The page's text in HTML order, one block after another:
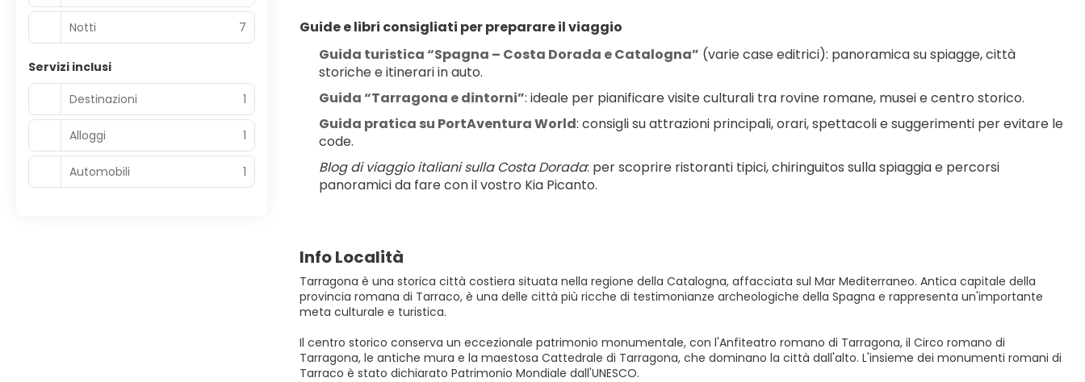
Guide e libri consigliati per preparare il viaggio
Guida turistica “Spagna – Costa Dorada e Catalogna” (varie case editrici): panoramica su spiagge, città
storiche e itinerari in auto.
Guida “Tarragona e dintorni”: ideale per pianificare visite culturali tra rovine romane, musei e centro storico.
Guida pratica su PortAventura World: consigli su attrazioni principali, orari, spettacoli e suggerimenti per evitare le
code.
Blog di viaggio italiani sulla Costa Dorada: per scoprire ristoranti tipici, chiringuitos sulla spiaggia e percorsi
panoramici da fare con il vostro Kia Picanto.
Info Località
Tarragona è una storica città costiera situata nella regione della Catalogna, affacciata sul Mar Mediterraneo. Antica capitale della
provincia romana di Tarraco, è una delle città più ricche di testimonianze archeologiche della Spagna e rappresenta un'importante
meta culturale e turistica.
Il centro storico conserva un eccezionale patrimonio monumentale, con l'Anfiteatro romano di Tarragona, il Circo romano di
Tarragona, le antiche mura e la maestosa Cattedrale di Tarragona, che dominano la città dall'alto. L'insieme dei monumenti romani di
Tarraco è stato dichiarato Patrimonio Mondiale dall'UNESCO.
Notti 7
Servizi inclusi
Destinazioni
1
Alloggi 1
Automobili 1